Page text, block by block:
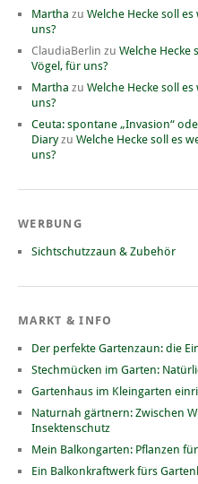
Martha zu Welche Hecke soll
uns?
ClaudiaBerlin zu Welche Hecke
Vögel, für uns?
Martha zu Welche Hecke soll
uns?
Ceuta: spontane „Invasion“
Diaryzu Welche Hecke soll es
uns?
WERBUNG
Sichtschutzzaun & Zubehör
MARKT & INFO
Der perfekte Gartenzaun: die
Stechmücken im Garten:
Gartenhaus im Kleingarten
Naturnah gärtnern: Zwischen
Insektenschutz
Mein Balkongarten: Pflanzen
Ein Balkonkraftwerk fürs